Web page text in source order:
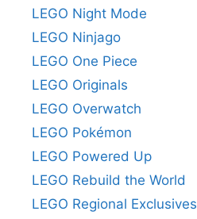
LEGO Night Mode
LEGO Ninjago
LEGO One Piece
LEGO Originals
LEGO Overwatch
LEGO Pokémon
LEGO Powered Up
LEGO Rebuild the World
LEGO Regional Exclusives